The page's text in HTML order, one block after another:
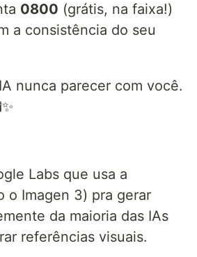
0800 (grátis, na faixa!)
a consistência do seu
nunca parecer com você.
Labs que usa a
o Imagen 3) pra gerar
da maioria das IAs
referências visuais.